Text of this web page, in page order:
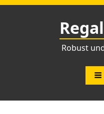
Zum
Robust